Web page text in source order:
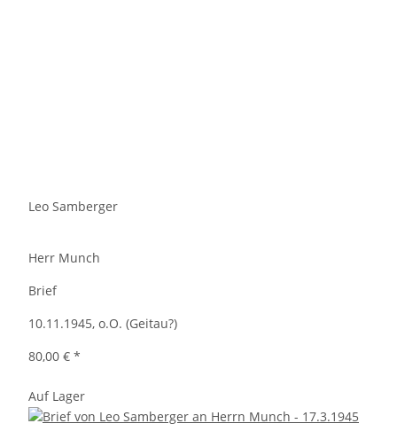
Leo Samberger
Herr Munch
Brief
10.11.1945, o.O. (Geitau?)
80,00 € *
Auf Lager